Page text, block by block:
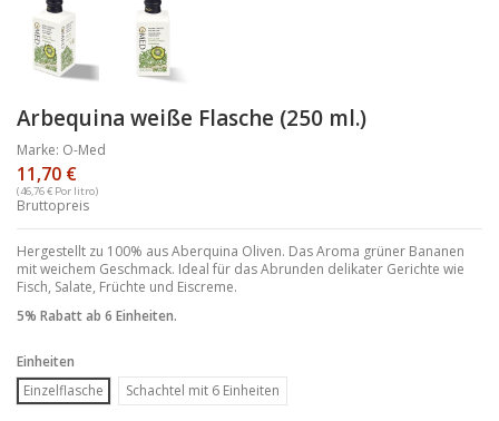
Arbequina weiße Flasche (250 ml.)
Marke: O-Med
11,70 €
(46,76 € Por litro)
Bruttopreis
Hergestellt zu 100% aus Aberquina Oliven. Das Aroma grüner Bananen
mit weichem Geschmack. Ideal für das Abrunden delikater Gerichte wie
Fisch, Salate, Früchte und Eiscreme.
5% Rabatt ab 6 Einheiten.
Einheiten
Einzelflasche
Schachtel mit 6 Einheiten